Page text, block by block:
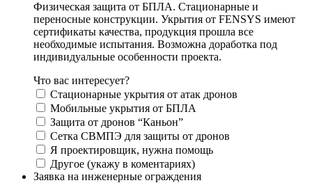
Физическая защита от БПЛА. Стационарные и
переносные конструкции. Укрытия от FENSYS имеют
сертификаты качества, продукция прошла все
необходимые испытания. Возможна доработка под
индивидуальные особенности проекта.
Что вас интересует?
Стационарные укрытия от атак дронов
Мобильные укрытия от БПЛА
Защита от дронов “Каньон”
Сетка СВМПЭ для защиты от дронов
Я проектировщик, нужна помощь
Другое (укажу в коментариях)
Заявка на инженерные ограждения